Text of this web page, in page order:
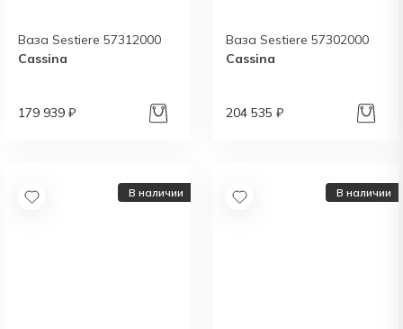
Ваза Sestiere 57312000
Cassina
179 939 ₽
Ваза Sestiere 57302000
Cassina
204 535 ₽
В наличии В наличии